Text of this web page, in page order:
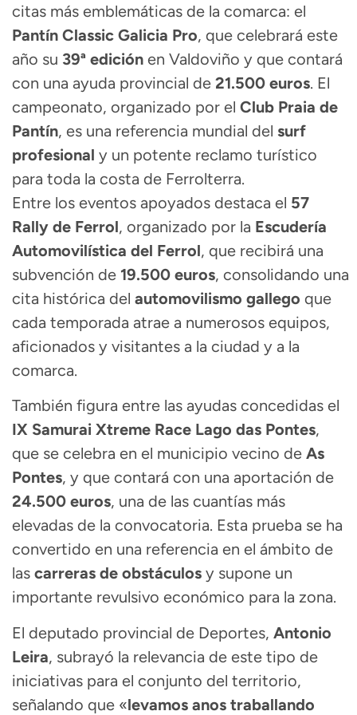
citas más emblemáticas de la comarca: el
Pantín Classic Galicia Pro, que celebrará este
año su 39ª edición en Valdoviño y que contará
con una ayuda provincial de 21.500 euros. El
campeonato, organizado por el Club Praia de
Pantín, es una referencia mundial del surf
profesional y un potente reclamo turístico
para toda la costa de Ferrolterra.
Entre los eventos apoyados destaca el 57
Rally de Ferrol, organizado por la Escudería
Automovilística del Ferrol, que recibirá una
subvención de 19.500 euros, consolidando una
cita histórica del automovilismo gallego que
cada temporada atrae a numerosos equipos,
aficionados y visitantes a la ciudad y a la
comarca.
También figura entre las ayudas concedidas el
IX Samurai Xtreme Race Lago das Pontes,
que se celebra en el municipio vecino de As
Pontes, y que contará con una aportación de
24.500 euros, una de las cuantías más
elevadas de la convocatoria. Esta prueba se ha
convertido en una referencia en el ámbito de
las carreras de obstáculos y supone un
importante revulsivo económico para la zona.
El deputado provincial de Deportes, Antonio
Leira, subrayó la relevancia de este tipo de
iniciativas para el conjunto del territorio,
señalando que «levamos anos traballando